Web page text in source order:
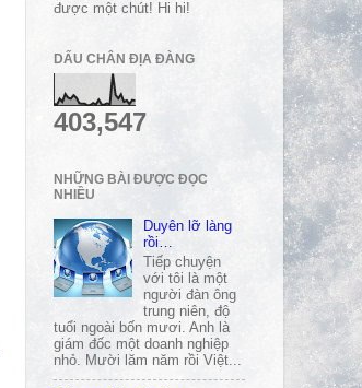
được một chút! Hi hi!
DẤU CHÂN ĐỊA ĐÀNG
403,547
NHỮNG BÀI ĐƯỢC ĐỌC
NHIỀU
Duyên lỡ làng
rồi…
Tiếp chuyện
với tôi là một
người đàn ông
trung niên, độ
tuổi ngoài bốn mươi. Anh là
giám đốc một doanh nghiệp
nhỏ. Mười lăm năm rồi Việt...